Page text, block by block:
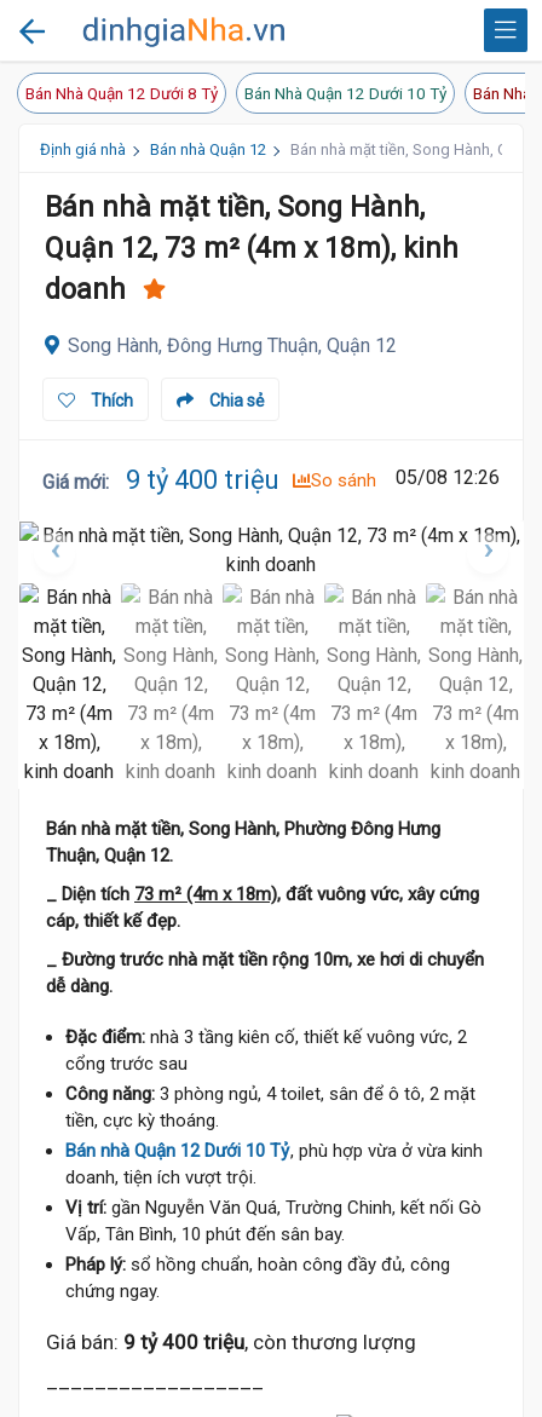
Bán Nhà Quận 12 Dưới 8 Tỷ Bán Nhà Quận 12 Dưới 10 Tỷ Bán Nhà
Định giá nhà Bán nhà Quận 12 Bán nhà mặt tiền, Song Hành,
Bán nhà mặt tiền, Song Hành,
Quận 12, 73 m² (4m x 18m), kinh
doanh
Song Hành, Đông Hưng Thuận, Quận 12
Chia sẻ
Thích
Giá mới: 9 tỷ 400 triệu So sánh 05/08 12:26
Bán nhà mặt tiền, Song Hành, Phường Đông Hưng
Thuận, Quận 12.
_ Diện tích 73 m² (4m x 18m), đất vuông vức, xây cứng
cáp, thiết kế đẹp.
_ Đường trước nhà mặt tiền rộng 10m, xe hơi di chuyển
dễ dàng.
Đặc điểm: nhà 3 tầng kiên cố, thiết kế vuông vức, 2
cổng trước sau
Công năng: 3 phòng ngủ, 4 toilet, sân để ô tô, 2 mặt
tiền, cực kỳ thoáng.
Bán nhà Quận 12 Dưới 10 Tỷ, phù hợp vừa ở vừa kinh
doanh, tiện ích vượt trội.
Vị trí: gần Nguyễn Văn Quá, Trường Chinh, kết nối Gò
Vấp, Tân Bình, 10 phút đến sân bay.
Pháp lý: sổ hồng chuẩn, hoàn công đầy đủ, công
chứng ngay.
Giá bán: 9 tỷ 400 triệu, còn thương lượng